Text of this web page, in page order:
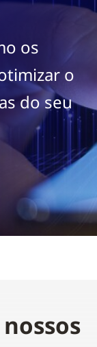
os
o
do seu